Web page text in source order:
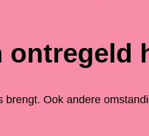
ontregeld
Ook andere